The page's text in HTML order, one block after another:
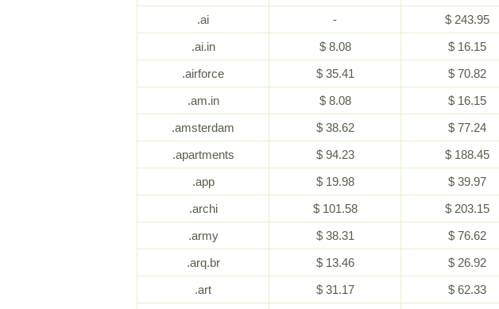
.ai
- $ 243.95
.ai.in
$ 8.08 $ 16.15
.airforce
$ 35.41 $ 70.82
.am.in
$ 8.08 $ 16.15
.amsterdam
$ 38.62 $ 77.24
.apartments
$ 94.23 $ 188.45
.app
$ 19.98 $ 39.97
.archi
$ 101.58 $ 203.15
.army
$ 38.31 $ 76.62
.arq.br
$ 13.46 $ 26.92
.art
$ 31.17 $ 62.33